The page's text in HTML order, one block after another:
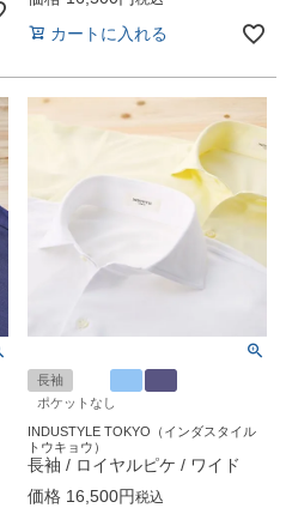
カートに入れる
長袖
ポケットなし
INDUSTYLE TOKYO（インダスタイル
トウキョウ）
長袖 / ロイヤルピケ / ワイド
価格 16,500 税込